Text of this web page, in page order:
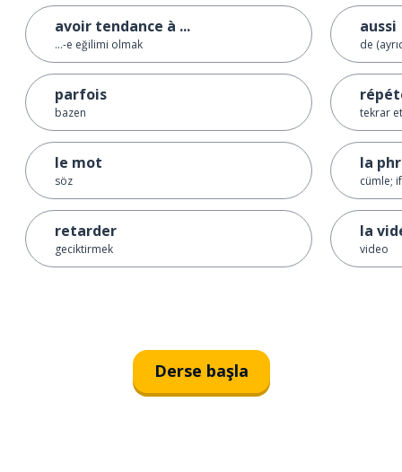
avoir tendance à ...
...-e eğilimi olmak
parfois
bazen
le mot
söz
retarder
geciktirmek
aussi
de
tekrar
la
cümle;
la
video
Derse başla